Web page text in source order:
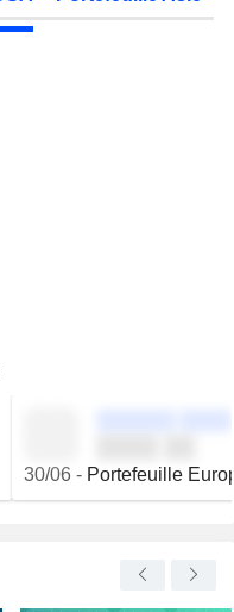
Publication des résultats - Q2 2026
30/06- Portefeuille